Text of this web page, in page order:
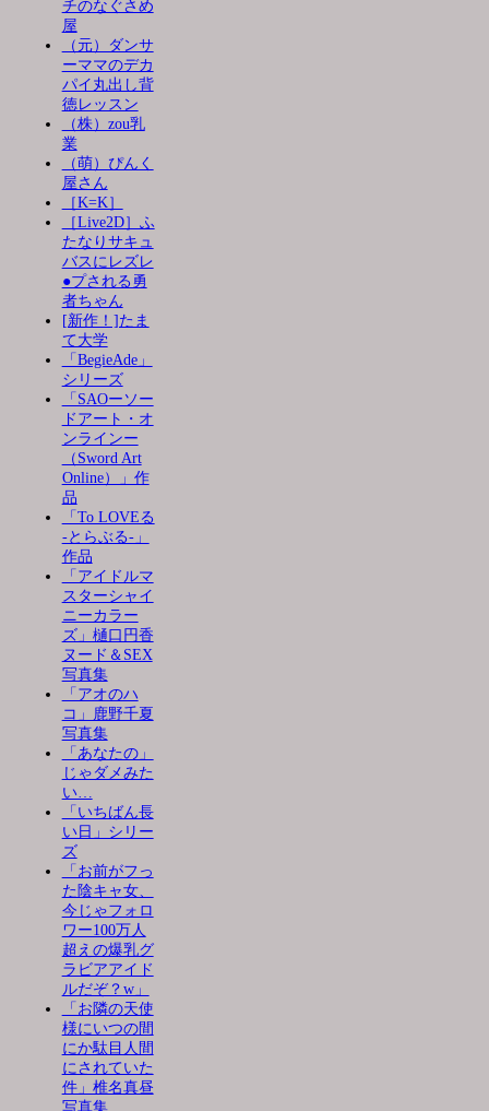
チのなぐさめ
屋
（元）ダンサ
ーママのデカ
パイ丸出し背
徳レッスン
（株）zou乳
業
（萌）ぴんく
屋さん
［K=K］
［Live2D］ふ
たなりサキュ
バスにレズレ
●プされる勇
者ちゃん
[新作！]たま
て大学
「BegieAde」
シリーズ
「SAOーソー
ドアート・オ
ンラインー
（Sword Art
Online）」作
品
「To LOVEる
-とらぶる-」
作品
「アイドルマ
スターシャイ
ニーカラー
ズ」樋口円香
ヌード＆SEX
写真集
「アオのハ
コ」鹿野千夏
写真集
「あなたの」
じゃダメみた
い…
「いちばん長
い日」シリー
ズ
「お前がフっ
た陰キャ女、
今じゃフォロ
ワー100万人
超えの爆乳グ
ラビアアイド
ルだぞ？w」
「お隣の天使
様にいつの間
にか駄目人間
にされていた
件」椎名真昼
写真集